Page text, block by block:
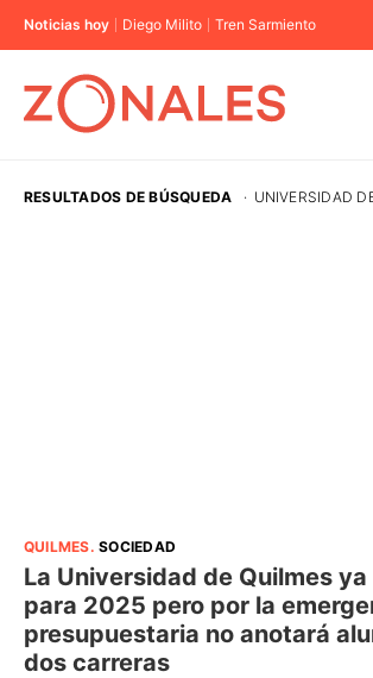
Noticias hoy Diego Milito Tren Sarmiento
RESULTADOS DE BÚSQUEDA · UNIVERSIDAD
QUILMES.SOCIEDAD
La Universidad de Quilmes
para 2025 pero por la
presupuestaria no anotará
dos carreras